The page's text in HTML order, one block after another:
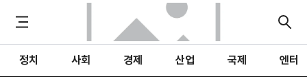
정치 사회 경제 산업 국제 엔터